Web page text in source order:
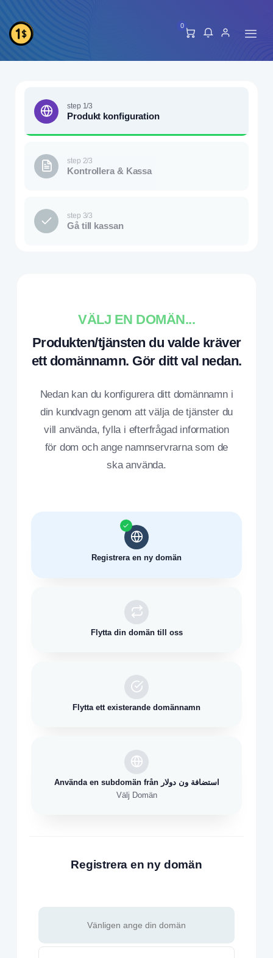
0
step 1/3
Produkt konfiguration
step 2/3
Kontrollera & Kassa
step 3/3
Gå till kassan
VÄLJ EN DOMÄN...
Produkten/tjänsten du valde kräver
ett domännamn. Gör ditt val nedan.
Nedan kan du konfigurera ditt domännamn i
din kundvagn genom att välja de tjänster du
vill använda, fylla i efterfrågad information
för dom och ange namnservrarna som de
ska använda.
Registrera en ny domän
Flytta din domän till oss
Flytta ett existerande domännamn
Använda en subdomän från استضافة ون دولار
Välj Domän
Registrera en ny domän